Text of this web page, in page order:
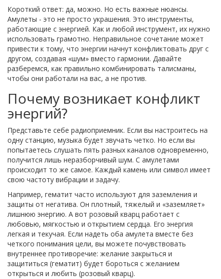
Короткий ответ: да, можно. Но есть важные нюансы.
Амулеты - это не просто украшения. Это инструменты,
работающие с энергией. Как и любой инструмент, их нужно
использовать грамотно. Неправильное сочетание может
привести к тому, что энергии начнут конфликтовать друг с
другом, создавая «шум» вместо гармонии. Давайте
разберемся, как правильно комбинировать талисманы,
чтобы они работали на вас, а не против.
Почему возникает конфликт
энергий?
Представьте себе радиоприемник. Если вы настроитесь на
одну станцию, музыка будет звучать четко. Но если вы
попытаетесь слушать пять разных каналов одновременно,
получится лишь неразборчивый шум. С амулетами
происходит то же самое. Каждый камень или символ имеет
свою частоту вибрации и задачу.
Например, гематит часто используют для заземления и
защиты от негатива. Он плотный, тяжелый и «заземляет»
лишнюю энергию. А вот розовый кварц работает с
любовью, мягкостью и открытием сердца. Его энергия
легкая и текучая. Если надеть оба амулета вместе без
четкого понимания цели, вы можете почувствовать
внутреннее противоречие: желание закрыться и
защититься (гематит) будет бороться с желанием
открыться и любить (розовый кварц).